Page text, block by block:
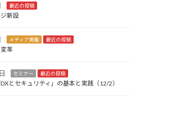
最近の投稿
新設
メディア掲載 最近の投稿
革
セミナー 最近の投稿
とセキュリティ」の基本と実践（12/2）